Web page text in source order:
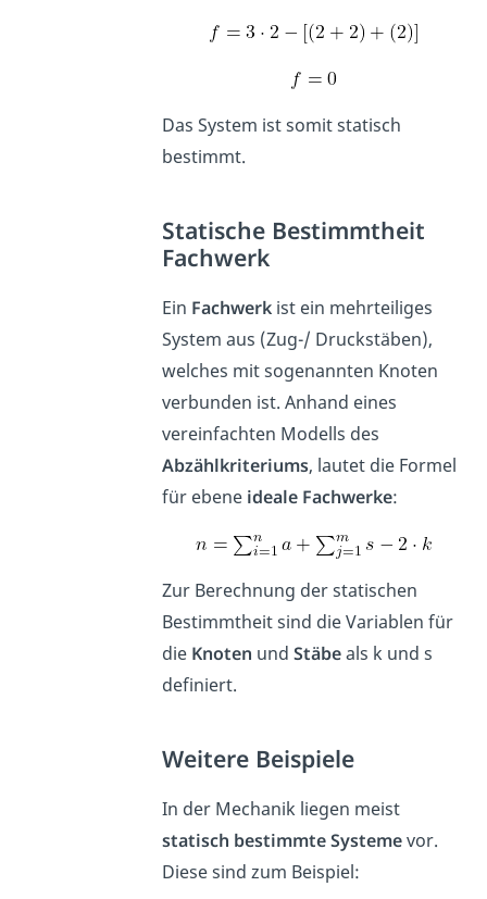
Das System ist somit statisch
bestimmt.
Statische Bestimmtheit
Fachwerk
Ein Fachwerkist ein mehrteiliges
System aus (Zug-/ Druckstäben),
welches mit sogenannten Knoten
verbunden ist. Anhand eines
vereinfachten Modells des
Abzählkriteriums, lautet die Formel
für ebene ideale Fachwerke:
Zur Berechnung der statischen
Bestimmtheit sind die Variablen für
die Knoten und Stäbeals k und s
definiert.
Weitere Beispiele
In der Mechanik liegen meist
statisch bestimmte Systemevor.
Diese sind zum Beispiel: